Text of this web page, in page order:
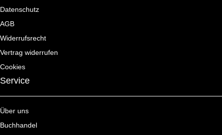
Datenschutz
AGB
Widerrufsrecht
Vertrag widerrufen
Cookies
Service
Über uns
Buchhandel